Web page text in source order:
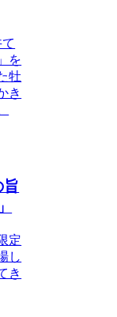
を
牡
き
旨
定
し
き